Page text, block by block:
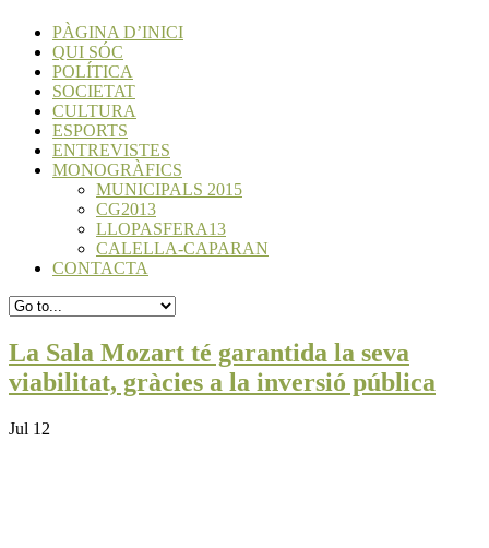
PÀGINA D’INICI
QUI SÓC
POLÍTICA
SOCIETAT
CULTURA
ESPORTS
ENTREVISTES
MONOGRÀFICS
MUNICIPALS 2015
CG2013
LLOPASFERA13
CALELLA-CAPARAN
CONTACTA
La Sala Mozart té garantida la seva
viabilitat, gràcies a la inversió pública
Jul 12